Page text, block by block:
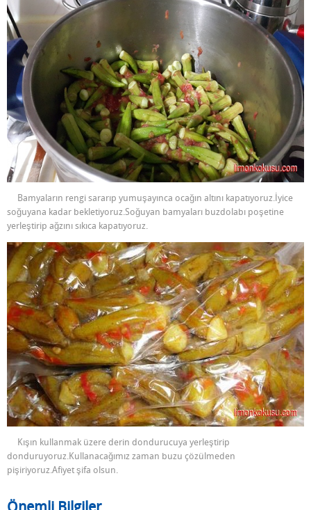
Bamyaların rengi sararıp yumuşayınca ocağın altını kapatıyoruz.İyice
soğuyana kadar bekletiyoruz.Soğuyan bamyaları buzdolabı poşetine
yerleştirip ağzını sıkıca kapatıyoruz.
Kışın kullanmak üzere derin dondurucuya yerleştirip
donduruyoruz.Kullanacağımız zaman buzu çözülmeden
pişiriyoruz.Afiyet şifa olsun.